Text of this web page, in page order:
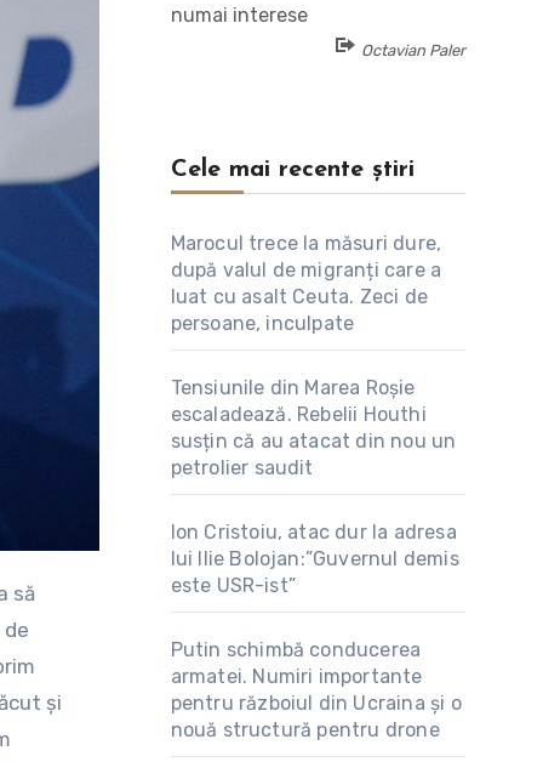
şi
numai interese
Octavian Paler
Cele mai recente știri
Marocul trece la măsuri dure,
după valul de migranți care a
luat cu asalt Ceuta. Zeci de
persoane, inculpate
Tensiunile din Marea Roșie
escaladează. Rebelii Houthi
susțin că au atacat din nou un
petrolier saudit
Ion Cristoiu, atac dur la adresa
lui Ilie Bolojan:”Guvernul demis
este USR-ist”
Putin schimbă conducerea
armatei. Numiri importante
pentru războiul din Ucraina și o
nouă structură pentru drone